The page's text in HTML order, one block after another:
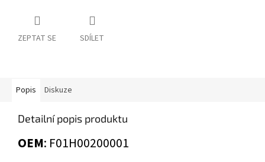
ZEPTAT SE SDÍLET
Popis Diskuze
Detailní popis produktu
OEM: F01H00200001